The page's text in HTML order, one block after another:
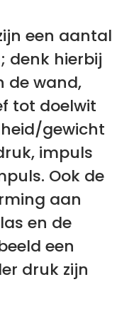
een aantal
denk hierbij
de wand,
tot doelwit
gewicht
impuls
Ook de
aan
en de
een
druk zijn